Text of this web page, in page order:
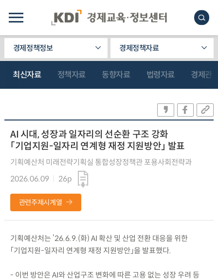
경제정책정보 경제정책자료
최신자료 정책자료 동향자료 법령자료 경제관
AI 시대, 성장과 일자리의 선순환 구조 강화
「기업지원-일자리 연계형 재정 지원방안」 발표
기획예산처 미래전략기획실 통합성장정책관 포용사회전략과
2026.06.09
26p
관련주제시계열
기획예산처는 ’26.6.9.(화) AI 확산 및 산업 전환 대응을 위한
「기업지원-일자리 연계형 재정 지원방안」을 발표했다.
- 이번 방안은 AI와 산업구조 변화에 따른 고용 없는 성장 우려 등